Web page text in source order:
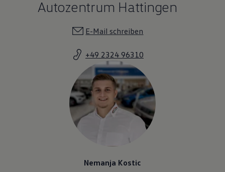
Autozentrum Hattingen
E-Mail schreiben
+49 2324 96310
Nemanja Kostic